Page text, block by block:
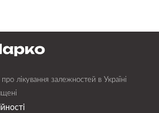
лікування залежностей в Україні